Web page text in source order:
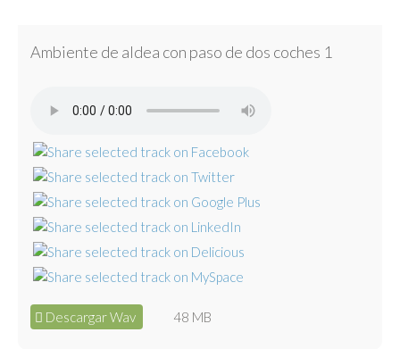
Ambiente de aldea con paso de dos coches 1
Descargar Wav 48 MB